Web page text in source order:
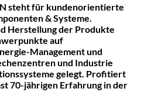
steht für kundenorientierte
& Systeme.
Herstellung der Produkte
auf
Management und
und Industrie
gelegt. Profitiert
70-jährigen Erfahrung in der